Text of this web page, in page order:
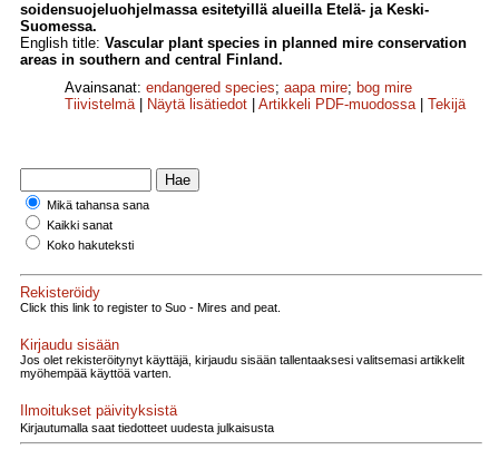
soidensuojeluohjelmassa esitetyillä alueilla Etelä- ja Keski-
Suomessa.
English title: Vascular plant species in planned mire conservation
areas in southern and central Finland.
Avainsanat: endangered species; aapa mire; bog mire
Tiivistelmä| Näytä lisätiedot Artikkeli PDF-muodossa| Tekijä
Mikä tahansa sana
Kaikki sanat
Koko hakuteksti
Rekisteröidy
Click this link to register to Suo - Mires and peat.
Kirjaudu sisään
Jos olet rekisteröitynyt käyttäjä, kirjaudu sisään tallentaaksesi valitsemasi artikkelit
myöhempää käyttöä varten.
Ilmoitukset päivityksistä
Kirjautumalla saat tiedotteet uudesta julkaisusta